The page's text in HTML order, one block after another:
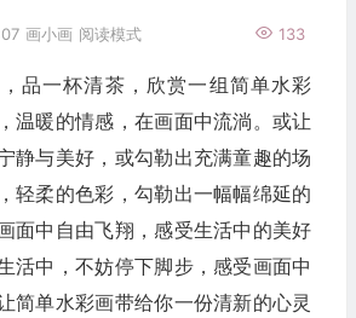
画小画 133
阅读模式
品一杯清茶，欣赏一组简单水彩
温暖的情感，在画面中流淌。或让
静与美好，或勾勒出充满童趣的场
轻柔的色彩，勾勒出一幅幅绵延的
面中自由飞翔，感受生活中的美好
活中，不妨停下脚步，感受画面中
简单水彩画带给你一份清新的心灵